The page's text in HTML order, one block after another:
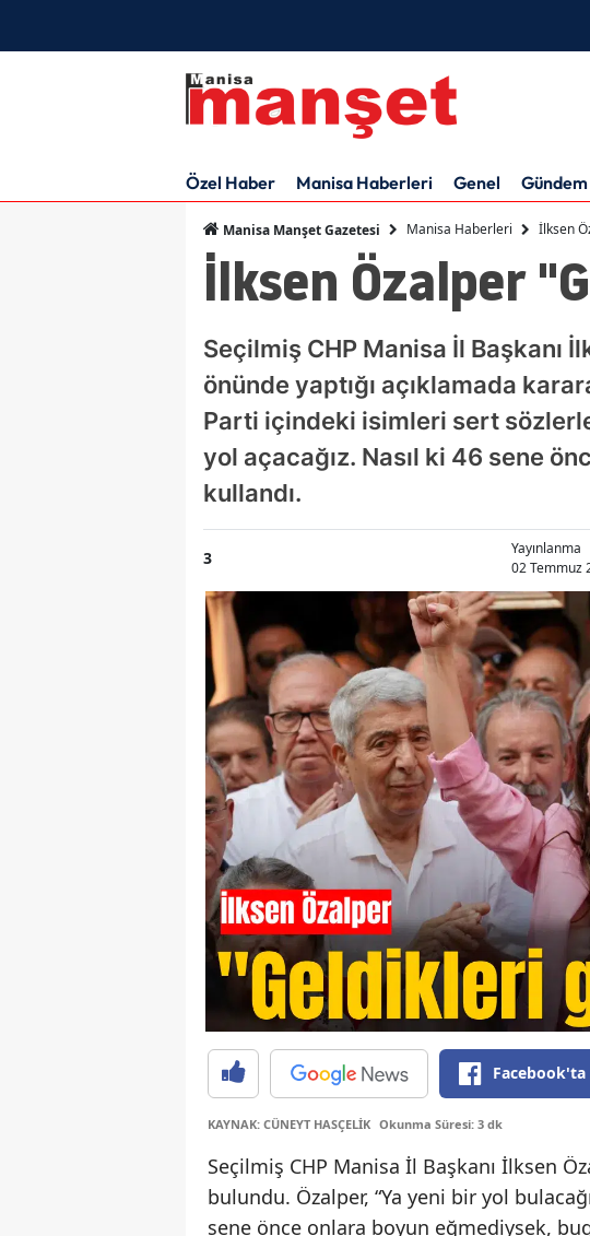
Özel Haber Manisa Haberleri Genel Gündem
Manisa Manşet Gazetesi Manisa Haberleri İlksen
İlksen Özalper
Seçilmiş CHP Manisa İl Başkanı
önünde yaptığı açıklamada
Parti içindeki isimleri sert
yol açacağız. Nasıl ki 46 sene
kullandı.
3
Yayınlanma
02 Temmuz
Facebook'ta
KAYNAK: CÜNEYT HASÇELİK Okunma Süresi: 3 dk
Seçilmiş CHP Manisa İl Başkanı İlksen
bulundu. Özalper, “Ya yeni bir yol
sene önce onlara boyun eğmediysek,